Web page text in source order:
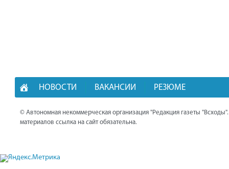
НОВОСТИ ВАКАНСИИ РЕЗЮМЕ
© Автономная некоммерческая организация "Редакция газеты
материалов ссылка на сайт обязательна.